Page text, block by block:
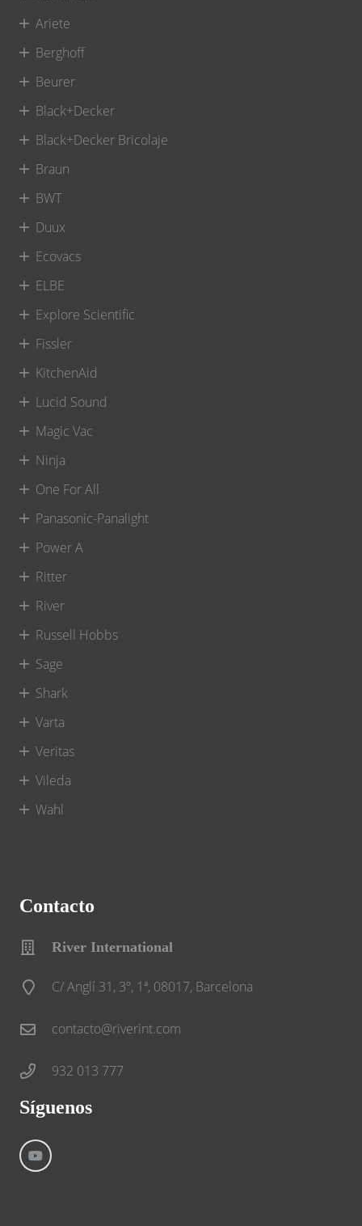
Ariete
Berghoff
Beurer
Black+Decker
Black+Decker Bricolaje
Braun
BWT
Duux
Ecovacs
ELBE
Explore Scientific
Fissler
KitchenAid
Lucid Sound
Magic Vac
Ninja
One For All
Panasonic-Panalight
Power A
Ritter
River
Russell Hobbs
Sage
Shark
Varta
Veritas
Vileda
Wahl
Contacto
River International
C/ Anglí 31, 3º, 1ª, 08017, Barcelona
contacto@riverint.com
932 013 777
Síguenos